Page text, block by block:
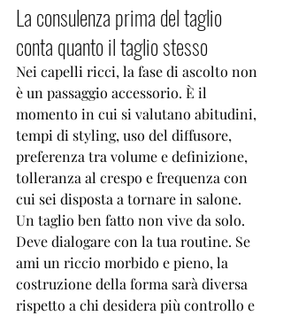
La consulenza prima del taglio
conta quanto il taglio stesso
Nei capelli ricci, la fase di ascolto non
è un passaggio accessorio. È il
momento in cui si valutano abitudini,
tempi di styling, uso del diffusore,
preferenza tra volume e definizione,
tolleranza al crespo e frequenza con
cui sei disposta a tornare in salone.
Un taglio ben fatto non vive da solo.
Deve dialogare con la tua routine. Se
ami un riccio morbido e pieno, la
costruzione della forma sarà diversa
rispetto a chi desidera più controllo e